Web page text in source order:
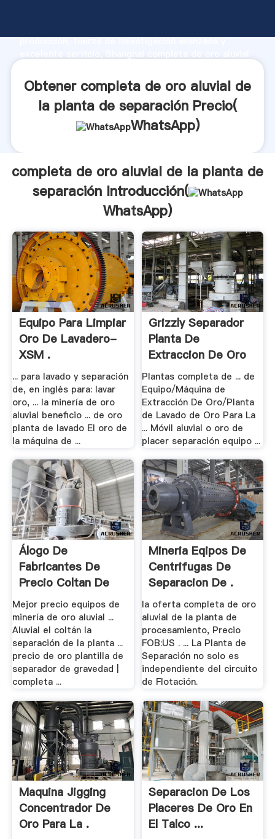
producción, fuerza de investigación avanzada y
aporta valores a todos los clientes.
Obtener completa de oro aluvial de
la planta de separación Precio(
WhatsApp)
completa de oro aluvial de la planta de
separación Introducción(
WhatsApp)
Equipo Para Limpiar
Oro De Lavadero-
XSM .
... para lavado y separación
de, en inglés para: lavar
oro, ... la minería de oro
aluvial beneficio ... de oro
planta de lavado El oro de
la máquina de ...
Grizzly Separador
Planta De
Extraccion De Oro
Plantas completa de ... de
Equipo/Máquina de
Extracción De Oro/Planta
de Lavado de Oro Para La
... Móvil aluvial o oro de
placer separación equipo ...
Álogo De
Fabricantes De
Precio Coltan De
Alta .
Mejor precio equipos de
minería de oro aluvial ...
Aluvial el coltán la
separación de la planta ...
precio de oro plantilla de
separador de gravedad |
completa ...
Mineria Eqipos De
Centrifugas De
Separacion De .
la oferta completa de oro
aluvial de la planta de
procesamiento, Precio
FOB:US . ... La Planta de
Separación no solo es
independiente del circuito
de Flotación.
Maquina Jigging
Concentrador De
Oro Para La .
Separacion De Los
Placeres De Oro En
El Talco ...